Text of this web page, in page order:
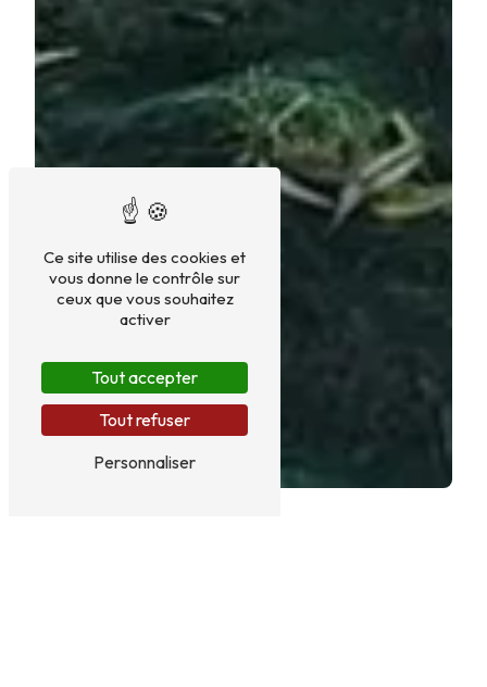
Ce site utilise des cookies et
vous donne le contrôle sur
ceux que vous souhaitez
activer
Tout accepter
Tout refuser
Personnaliser